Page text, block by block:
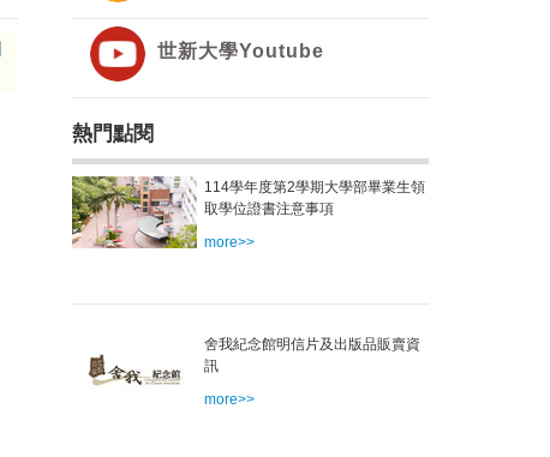
世新大學Youtube
熱門點閱
114學年度第2學期大學部畢業生領
取學位證書注意事項
more>>
舍我紀念館明信片及出版品販賣資
訊
more>>